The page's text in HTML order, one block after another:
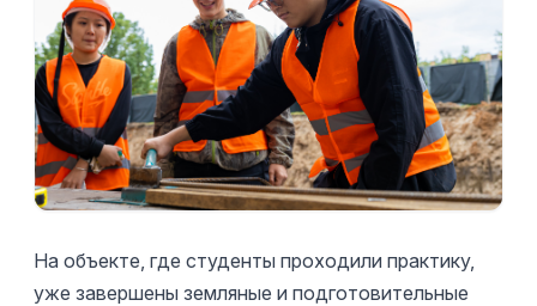
На объекте, где студенты проходили практику,
уже завершены земляные и подготовительные